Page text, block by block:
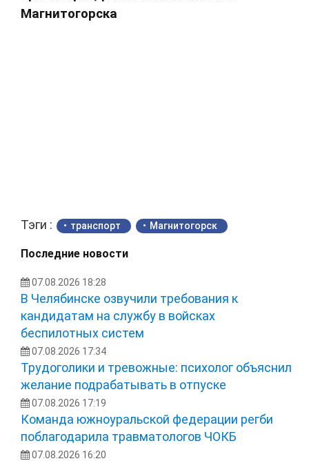
Магнитогорска
Тэги : транспорт Магнитогорск
Последние новости
07.08.2026 18:28
В Челябинске озвучили требования к
кандидатам на службу в войсках
беспилотных систем
07.08.2026 17:34
Трудоголики и тревожные: психолог объяснил
желание подрабатывать в отпуске
07.08.2026 17:19
Команда южноуральской федерации регби
поблагодарила травматологов ЧОКБ
07.08.2026 16:20